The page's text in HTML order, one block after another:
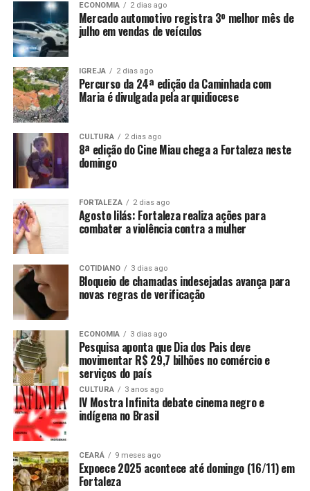
ECONOMIA 2 dias ago
Mercado automotivo registra 3º melhor mês de
julho em vendas de veículos
IGREJA 2 dias ago
Percurso da 24ª edição da Caminhada com
Maria é divulgada pela arquidiocese
CULTURA 2 dias ago
8ª edição do Cine Miau chega a Fortaleza neste
domingo
FORTALEZA 2 dias ago
Agosto lilás: Fortaleza realiza ações para
combater a violência contra a mulher
COTIDIANO 3 dias ago
Bloqueio de chamadas indesejadas avança para
novas regras de verificação
ECONOMIA 3 dias ago
Pesquisa aponta que Dia dos Pais deve
movimentar R$ 29,7 bilhões no comércio e
serviços do país
CULTURA 3 anos ago
IV Mostra Infinita debate cinema negro e
indígena no Brasil
CEARÁ 9 meses ago
Expoece 2025 acontece até domingo (16/11) em
Fortaleza